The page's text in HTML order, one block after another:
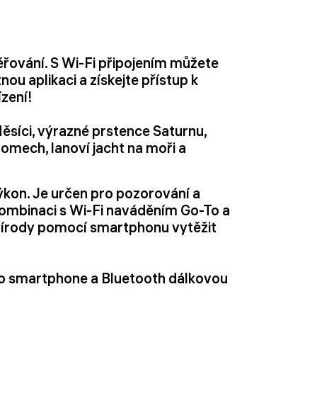
S Wi-Fi připojením můžete
aplikaci a získejte přístup k
výrazné prstence Saturnu,
lanoví jacht na moři a
Je určen pro pozorování a
s Wi-Fi naváděním Go-To a
pomocí smartphonu vytěžit
smartphone a Bluetooth dálkovou